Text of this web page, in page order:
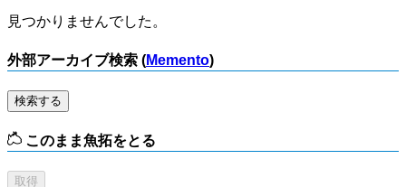
見つかりませんでした。
外部アーカイブ検索 (Memento)
検索する
このまま魚拓をとる